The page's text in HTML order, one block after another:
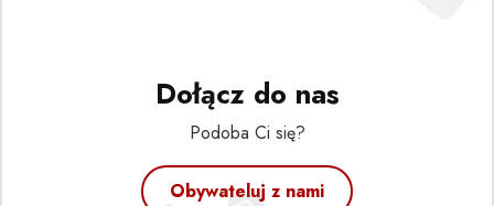
Dołącz do nas
Podoba Ci się?
Obywateluj z nami